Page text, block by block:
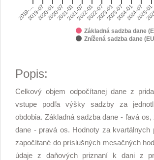
Základná sadzba dane
Znížená sadzba dane
2019-… 2021-07 2024-01
2019-072020-012020-072021-012022-012022-072023-012023-072024-072025-01
Popis:
Celkový objem odpočítanej dane z
vstupe podľa výšky sadzby za
obdobia. Základná sadzba dane - ľavá
dane - pravá os. Hodnoty za kvartálnych
započítané do príslušných mesačných
údaje z daňových priznaní k dani z